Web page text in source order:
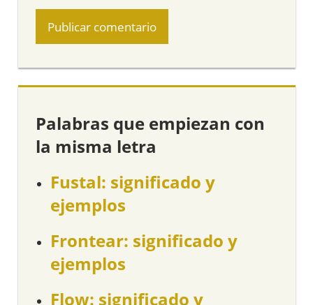
Palabras que empiezan con
la misma letra
Fustal: significado y
ejemplos
Frontear: significado y
ejemplos
Flow: significado y